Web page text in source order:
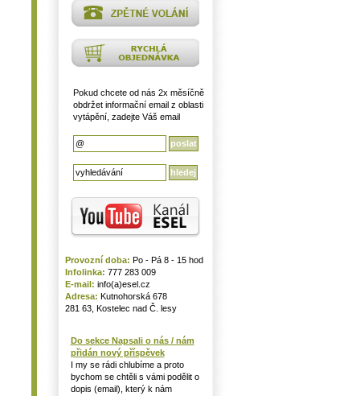
Pokud chcete od nás 2x měsíčně
obdržet informační email z oblasti
vytápění, zadejte Váš email
Provozní doba: Po - Pá 8 - 15 hod
Infolinka: 777 283 009
E-mail: info(a)esel.cz
Adresa: Kutnohorská 678
281 63, Kostelec nad Č. lesy
Do sekce Napsali o nás / nám
přidán nový příspěvek
I my se rádi chlubíme a proto
bychom se chtěli s vámi podělit o
dopis (email), který k nám